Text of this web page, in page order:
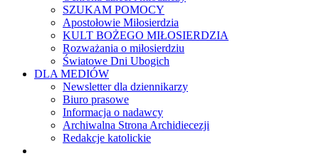
SZUKAM POMOCY
Apostołowie Miłosierdzia
KULT BOŻEGO MIŁOSIERDZIA
Rozważania o miłosierdziu
Światowe Dni Ubogich
DLA MEDIÓW
Newsletter dla dziennikarzy
Biuro prasowe
Informacja o nadawcy
Archiwalna Strona Archidiecezji
Redakcje katolickie